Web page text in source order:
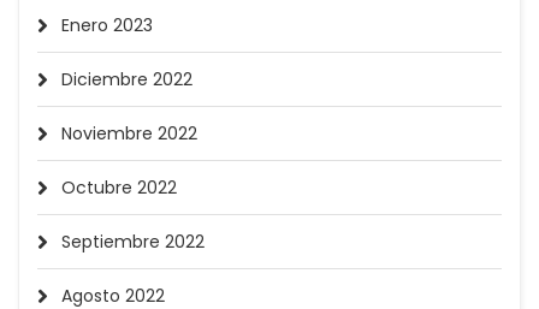
Enero 2023
Diciembre 2022
Noviembre 2022
Octubre 2022
Septiembre 2022
Agosto 2022